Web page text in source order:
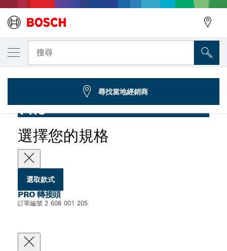
搜尋
... PRO 轉接頭，適用於油槍
PRO
選擇您的規格
選取款式
PRO 轉接頭
訂單編號 2 608 001 205
您選取的款式
PRO 轉接頭，適用於油槍，500 克螺紋式油槍
2 608 001 205
尋找當地經銷商